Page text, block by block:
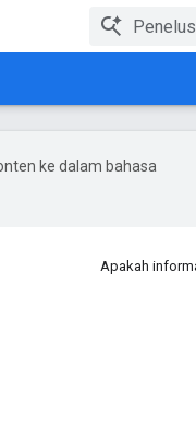
ke dalam bahasa
Apakah